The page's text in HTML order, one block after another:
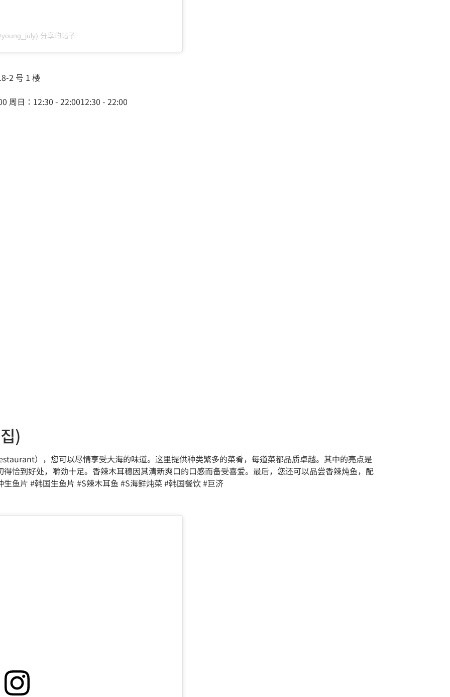
分享的帖子
2 号 1 楼
周日：12:30 - 22:0012:30 - 22:00
)
），您可以尽情享受大海的味道。这里提供种类繁多的菜肴，每道菜都品质卓越。其中的亮点是
恰到好处，嚼劲十足。香辣木耳穗因其清新爽口的口感而备受喜爱。最后，您还可以品尝香辣炖鱼，配
鱼片 #韩国生鱼片 #S辣木耳鱼 #S海鲜炖菜 #韩国餐饮 #巨济